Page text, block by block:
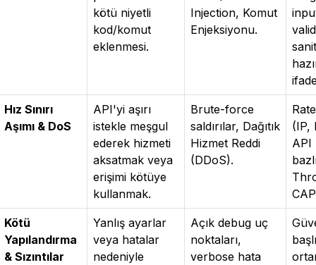
kötü niyetli
kod/komut
eklenmesi.
Injection, Komut
Enjeksiyonu.
Hız Sınırı
Aşımı & DoS
API'yi aşırı
istekle meşgul
ederek hizmeti
aksatmak veya
erişimi kötüye
kullanmak.
Brute-force
saldırılar, Dağıtık
Hizmet Reddi
(DDoS).
(IP,
API
Kötü
Yapılandırma
& Sızıntılar
Yanlış ayarlar
veya hatalar
nedeniyle
Açık debug uç
noktaları,
verbose hata